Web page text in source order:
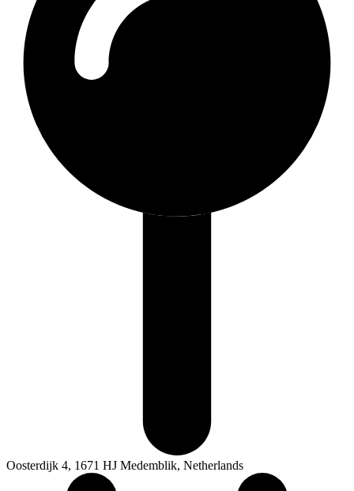
Oosterdijk 4, 1671 HJ Medemblik, Netherlands